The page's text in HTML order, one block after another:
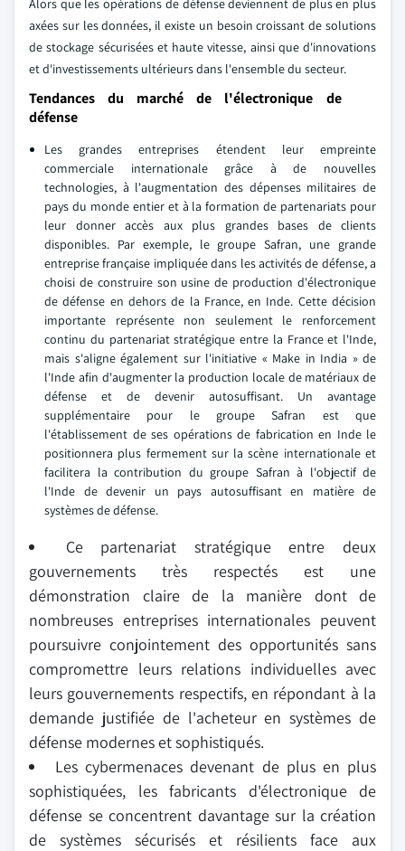
Alors que les opérations de défense deviennent de plus en plus
axées sur les données, il existe un besoin croissant de solutions
de stockage sécurisées et haute vitesse, ainsi que d'innovations
et d'investissements ultérieurs dans l'ensemble du secteur.
Tendances du marché de l'électronique de
défense
Les grandes entreprises étendent leur empreinte
commerciale internationale grâce à de nouvelles
technologies, à l'augmentation des dépenses militaires de
pays du monde entier et à la formation de partenariats pour
leur donner accès aux plus grandes bases de clients
disponibles. Par exemple, le groupe Safran, une grande
entreprise française impliquée dans les activités de défense, a
choisi de construire son usine de production d'électronique
de défense en dehors de la France, en Inde. Cette décision
importante représente non seulement le renforcement
continu du partenariat stratégique entre la France et l'Inde,
mais s'aligne également sur l'initiative « Make in India » de
l'Inde afin d'augmenter la production locale de matériaux de
défense et de devenir autosuffisant. Un avantage
supplémentaire pour le groupe Safran est que
l'établissement de ses opérations de fabrication en Inde le
positionnera plus fermement sur la scène internationale et
facilitera la contribution du groupe Safran à l'objectif de
l'Inde de devenir un pays autosuffisant en matière de
systèmes de défense.
Ce partenariat stratégique entre deux
gouvernements très respectés est une
démonstration claire de la manière dont de
nombreuses entreprises internationales peuvent
poursuivre conjointement des opportunités sans
compromettre leurs relations individuelles avec
leurs gouvernements respectifs, en répondant à la
demande justifiée de l'acheteur en systèmes de
défense modernes et sophistiqués.
Les cybermenaces devenant de plus en plus
sophistiquées, les fabricants d'électronique de
défense se concentrent davantage sur la création
de systèmes sécurisés et résilients face aux